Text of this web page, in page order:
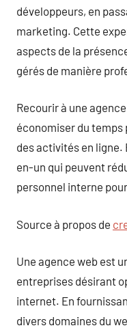
développeurs, en
marketing. Cette
aspects de la
gérés de manière
Recourir à une
économiser du temps
des activités en
en-un qui peuvent
personnel interne
Source à propos de
Une agence web est
entreprises désirant
internet. En
divers domaines du